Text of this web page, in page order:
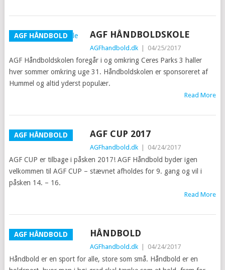
AGF HÅNDBOLD AGF HÅNDBOLDSKOLE
AGFhandbold.dk 04/25/2017
AGF Håndboldskolen foregår i og omkring Ceres Parks 3 haller
hver sommer omkring uge 31. Håndboldskolen er sponsoreret af
Hummel og altid yderst populær.
Read More
AGF HÅNDBOLD AGF CUP 2017
AGFhandbold.dk 04/24/2017
AGF CUP er tilbage i påsken 2017! AGF Håndbold byder igen
velkommen til AGF CUP – stævnet afholdes for 9. gang og vil i
påsken 14. – 16.
Read More
AGF HÅNDBOLD HÅNDBOLD
AGFhandbold.dk 04/24/2017
Håndbold er en sport for alle, store som små. Håndbold er en